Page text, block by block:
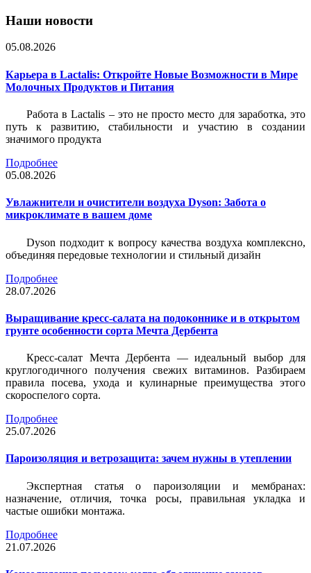
Наши новости
05.08.2026
Карьера в Lactalis: Откройте Новые Возможности в Мире
Молочных Продуктов и Питания
Работа в Lactalis – это не просто место для заработка, это
путь к развитию, стабильности и участию в создании
значимого продукта
Подробнее
05.08.2026
Увлажнители и очистители воздуха Dyson: Забота о
микроклимате в вашем доме
Dyson подходит к вопросу качества воздуха комплексно,
объединяя передовые технологии и стильный дизайн
Подробнее
28.07.2026
Выращивание кресс-салата на подоконнике и в открытом
грунте особенности сорта Мечта Дербента
Кресс-салат Мечта Дербента — идеальный выбор для
круглогодичного получения свежих витаминов. Разбираем
правила посева, ухода и кулинарные преимущества этого
скороспелого сорта.
Подробнее
25.07.2026
Пароизоляция и ветрозащита: зачем нужны в утеплении
Экспертная статья о пароизоляции и мембранах:
назначение, отличия, точка росы, правильная укладка и
частые ошибки монтажа.
Подробнее
21.07.2026